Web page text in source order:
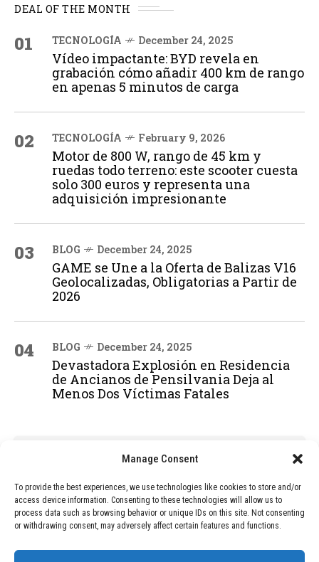
Manage Consent
To provide the best experiences, we use technologies like cookies to store and/or
access device information. Consenting to these technologies will allow us to
process data such as browsing behavior or unique IDs on this site. Not consenting
or withdrawing consent, may adversely affect certain features and functions.
DEAL OF THE MONTH
01 TECNOLOGÍA December 24, 2025
Vídeo impactante: BYD revela en
grabación cómo añadir 400 km de rango
en apenas 5 minutos de carga
02 TECNOLOGÍA February 9, 2026
Motor de 800 W, rango de 45 km y
ruedas todo terreno: este scooter cuesta
solo 300 euros y representa una
adquisición impresionante
03 BLOG December 24, 2025
GAME se Une a la Oferta de Balizas V16
Geolocalizadas, Obligatorias a Partir de
2026
04 BLOG December 24, 2025
Devastadora Explosión en Residencia
de Ancianos de Pensilvania Deja al
Menos Dos Víctimas Fatales